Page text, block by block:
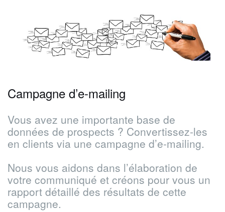
Campagne d’e-mailing
Vous avez une importante base de
données de prospects ? Convertissez-les
en clients via une campagne d’e-mailing.
Nous vous aidons dans l’élaboration de
votre communiqué et créons pour vous un
rapport détaillé des résultats de cette
campagne.